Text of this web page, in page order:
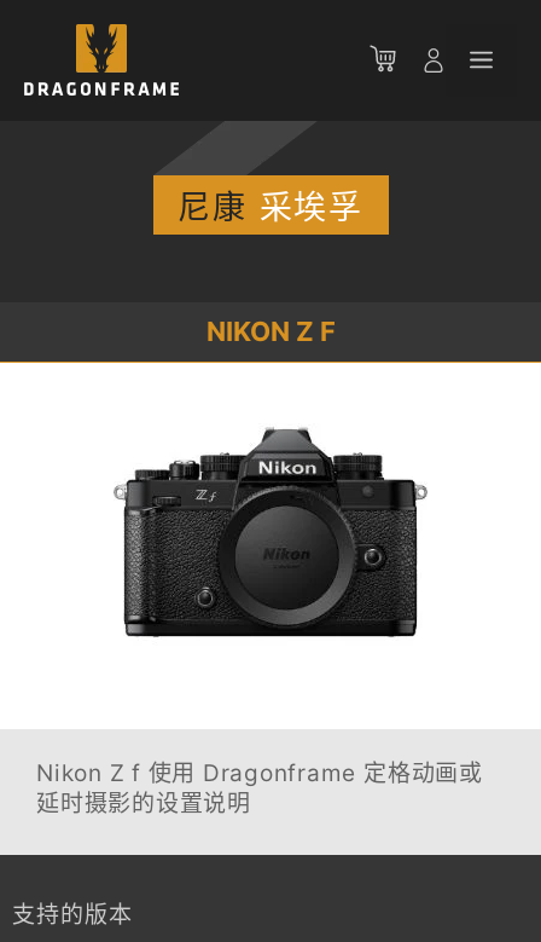
菜
尼康 采埃孚
NIKON Z F
Nikon Z f 使用 Dragonframe 定格动画或
延时摄影的设置说明
支持的版本